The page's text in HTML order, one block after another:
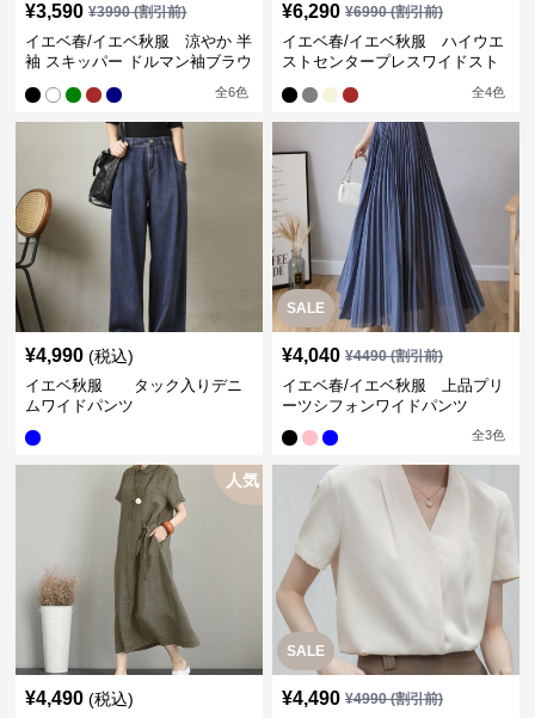
¥3,590 ¥3990(割引前)
イエベ春/イエベ秋服 涼やか 半
袖 スキッパー ドルマン袖ブラウ
全6色
¥6,290 ¥6990(割引前)
イエベ春/イエベ秋服 ハイウエ
ストセンタープレスワイドスト
全4色
¥4,990 (税込)
イエベ秋服 タック入りデニ
ムワイドパンツ
SALE
¥4,040 ¥4490(割引前)
イエベ春/イエベ秋服 上品プリ
ーツシフォンワイドパンツ
全3色
人気
¥4,490 (税込)
SALE
¥4,490 ¥4990(割引前)